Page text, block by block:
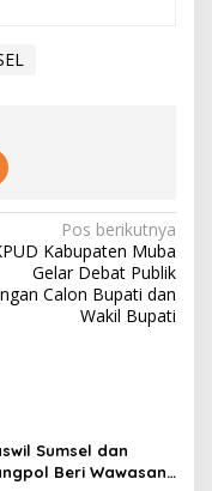
Pos berikutnya
Kabupaten Muba
Gelar Debat Publik
Calon Bupati dan
Wakil Bupati
Sumsel dan
Beri Wawasan